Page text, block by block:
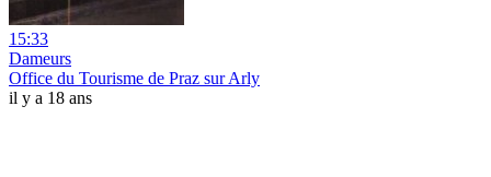
15:33
Dameurs
Office du Tourisme de Praz sur Arly
il y a 18 ans